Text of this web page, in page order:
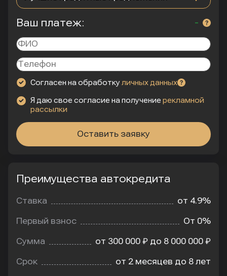
Драйв Клик Банк
Ставка
5% - 8.9%
Ежемесячный
0 ₽
Райффайзен Банк
5.1% - 11.8%
платеж
0 ₽
Ставка
Ежемесячный
Банк Открытие
5.8% - 10.3%
платеж
Ваш платеж: -
Согласен на обработку личных данных
Я даю свое согласие на получение рекламной
рассылки
Оставить заявку
Преимущества автокредита
Ставка от 4.9%
Первый взнос От 0%
Сумма от 300 000 ₽ до 8 000 000 ₽
Срок от 2 месяцев до 8 лет